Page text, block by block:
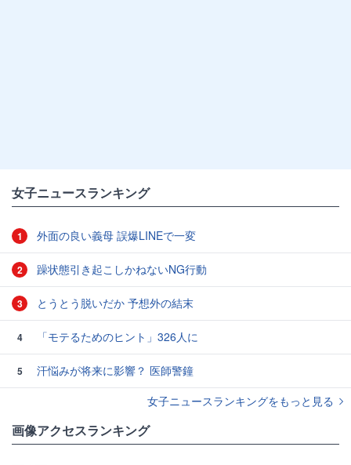
女子ニュースランキング
1 外面の良い義母 誤爆LINEで一変
2 躁状態引き起こしかねないNG行動
3 とうとう脱いだか 予想外の結末
4 「モテるためのヒント」326人に
5
汗悩みが将来に影響？ 医師警鐘
女子ニュースランキングをもっと見る
画像アクセスランキング